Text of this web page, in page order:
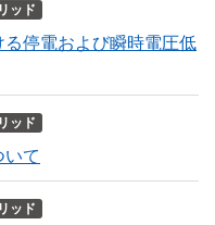
ッド
停電および瞬時電圧低
ッド
いて
ッド